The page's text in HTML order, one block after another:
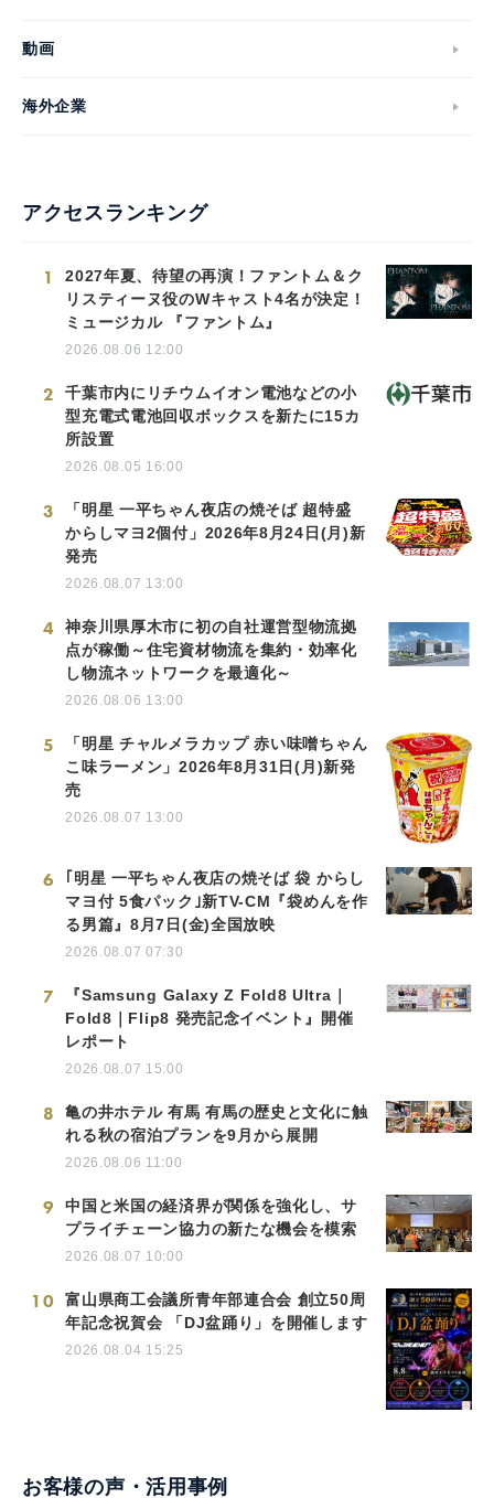
動画
海外企業
アクセスランキング
1
2027年夏、待望の再演！ファントム＆ク
リスティーヌ役のWキャスト4名が決定！
ミュージカル 『ファントム』
2026.08.06 12:00
2
千葉市内にリチウムイオン電池などの小
型充電式電池回収ボックスを新たに15カ
所設置
2026.08.05 16:00
3
「明星 一平ちゃん夜店の焼そば 超特盛
からしマヨ2個付」2026年8月24日(月)新
発売
2026.08.07 13:00
4
神奈川県厚木市に初の自社運営型物流拠
点が稼働～住宅資材物流を集約・効率化
し物流ネットワークを最適化～
2026.08.06 13:00
5
「明星 チャルメラカップ 赤い味噌ちゃん
こ味ラーメン」2026年8月31日(月)新発
売
2026.08.07 13:00
6
｢明星 一平ちゃん夜店の焼そば 袋 からし
マヨ付 5食パック｣新TV-CM『袋めんを作
る男篇』8月7日(金)全国放映
2026.08.07 07:30
7
『Samsung Galaxy Z Fold8 Ultra｜
Fold8｜Flip8 発売記念イベント』開催
レポート
2026.08.07 15:00
8
亀の井ホテル 有馬 有馬の歴史と文化に触
れる秋の宿泊プランを9月から展開
2026.08.06 11:00
9
中国と米国の経済界が関係を強化し、サ
プライチェーン協力の新たな機会を模索
2026.08.07 10:00
10
富山県商工会議所青年部連合会 創立50周
年記念祝賀会 「DJ盆踊り」を開催します
2026.08.04 15:25
お客様の声・活用事例